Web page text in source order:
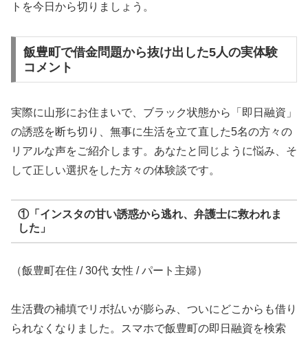
トを今日から切りましょう。
飯豊町で借金問題から抜け出した5人の実体験
コメント
実際に山形にお住まいで、ブラック状態から「即日融資」
の誘惑を断ち切り、無事に生活を立て直した5名の方々の
リアルな声をご紹介します。あなたと同じように悩み、そ
して正しい選択をした方々の体験談です。
①「インスタの甘い誘惑から逃れ、弁護士に救われま
した」
（飯豊町在住 / 30代 女性 / パート主婦）
生活費の補填でリボ払いが膨らみ、ついにどこからも借り
られなくなりました。スマホで飯豊町の即日融資を検索